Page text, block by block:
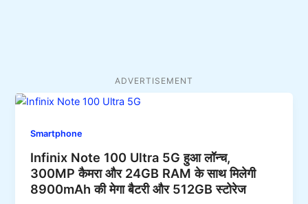
ADVERTISEMENT
Smartphone
Infinix Note 100 Ultra 5G हुआ लॉन्च,
300MP कैमरा और 24GB RAM के साथ मिलेगी
8900mAh की मेगा बैटरी और 512GB स्टोरेज